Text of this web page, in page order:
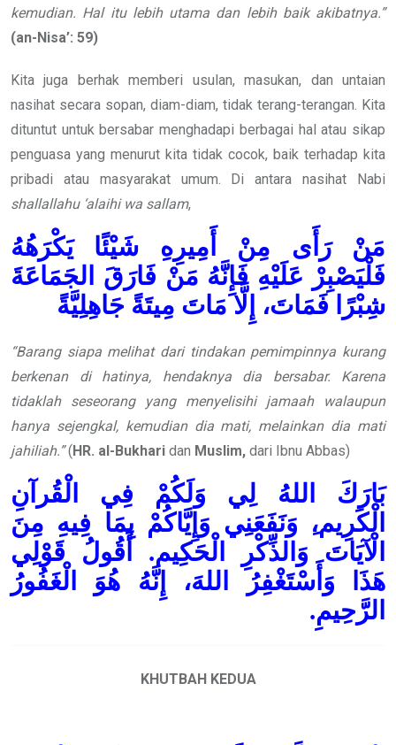
kemudian. Hal itu lebih utama dan lebih baik akibatnya.”
(an-Nisa’: 59)
Kita juga berhak memberi usulan, masukan, dan untaian
nasihat secara sopan, diam-diam, tidak terang-terangan. Kita
dituntut untuk bersabar menghadapi berbagai hal atau sikap
penguasa yang menurut kita tidak cocok, baik terhadap kita
pribadi atau masyarakat umum. Di antara nasihat Nabi
shallallahu ‘alaihi wa sallam,
مَنْ رَأَى مِنْ أَمِيرِهِ شَيْئًا يَكْرَهُهُ
فَلْيَصْبِرْ عَلَيْهِ فَإِنَّهُ مَنْ فَارَقَ الجَمَاعَةَ
شِبْرًا فَمَاتَ، إِلَّا مَاتَ مِيتَةً جَاهِلِيَّةً
“Barang siapa melihat dari tindakan pemimpinnya kurang
berkenan di hatinya, hendaknya dia bersabar. Karena
tidaklah seseorang yang menyelisihi jamaah walaupun
hanya sejengkal, kemudian dia mati, melainkan dia mati
jahiliah.”( HR. al-Bukhari dan Muslim, dari Ibnu Abbas)
بَارَكَ اللهُ لِي وَلَكُمْ فِي الْقُرآنِ
الْكَرِيم،ِ وَنَفَعَنِي وَإِيَّاكُمْ بِمَا فِيهِ مِنَ
الْآيَاتَ وَالذِّكْرِ الْحَكِيم. أَقُولُ قَوْلِي
هَذَا وَأَسْتَغْفِرُ اللهَ، إِنَّهُ هُوَ الْغَفُورُ
الرَّحِيمِ.
KHUTBAH KEDUA